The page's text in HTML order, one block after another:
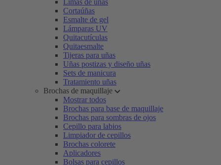
Limas de uñas
Cortaúñas
Esmalte de gel
Lámparas UV
Quitacutículas
Quitaesmalte
Tijeras para uñas
Uñas postizas y diseño uñas
Sets de manicura
Tratamiento uñas
Brochas de maquillaje
Mostrar todos
Brochas para base de maquillaje
Brochas para sombras de ojos
Cepillo para labios
Limpiador de cepillos
Brochas colorete
Aplicadores
Bolsas para cepillos